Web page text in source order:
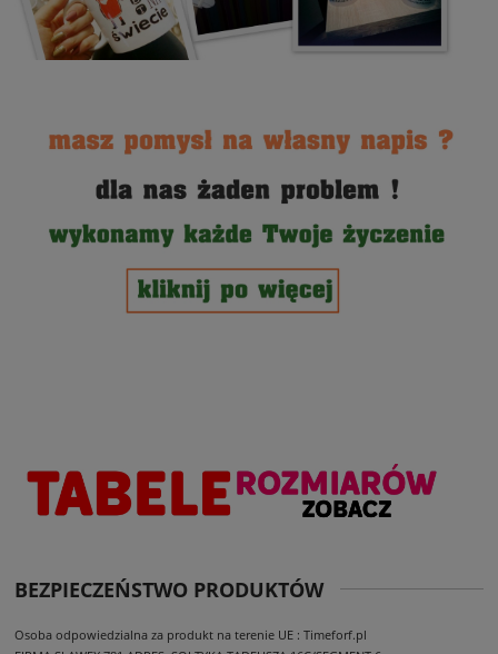
BEZPIECZEŃSTWO PRODUKTÓW
Osoba odpowiedzialna za produkt na terenie UE : Timeforf.pl